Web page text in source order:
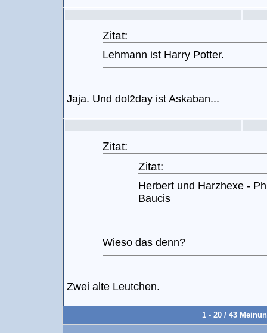
Zitat:
Lehmann ist Harry Potter.
Jaja. Und dol2day ist Askaban...
Zitat:
Zitat:
Herbert und Harzhexe -
Baucis
Wieso das denn?
Zwei alte Leutchen.
1 - 20 / 43